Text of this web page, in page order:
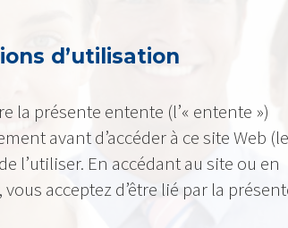
d’utilisation
la présente entente (l’« entente »)
avant d’accéder à ce site Web
l’utiliser. En accédant au site ou en
vous acceptez d’être lié par la